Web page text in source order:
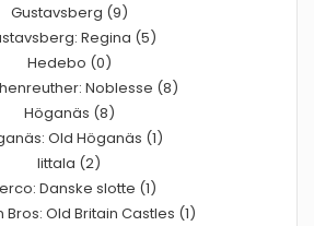
Gustavsberg (9)
Regina (5)
Hedebo (0)
Noblesse (8)
Höganäs (8)
Old Höganäs (1)
Iittala (2)
Danske slotte (1)
Bros: Old Britain Castles (1)